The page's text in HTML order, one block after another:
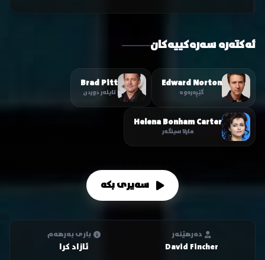
ئەکتەرە سەرەکییەکان
Edward Norton
گێڕەرەوە
Brad Pitt
تایلەر دوردن
Helena Bonham Carter
مارلا سینگەر
سەیری بکە
دەرهێنەر
David Fincher
باری بەرهەم
ئازاد کرا